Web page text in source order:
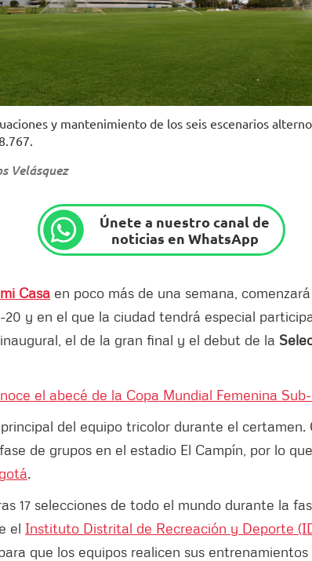
y mantenimiento de los seis escenarios
Velásquez
Únete a nuestro canal de
noticias en WhatsApp
Casa en poco más de una semana,
20 y en el que la ciudad tendrá especial
el de la gran final y el debut de la
el abecé de la Copa Mundial Femenina
del equipo tricolor durante el certamen.
de grupos en el estadio El Campín, por lo
.
17 selecciones de todo el mundo durante la
el Instituto Distrital de Recreación y Deporte
que los equipos realicen sus